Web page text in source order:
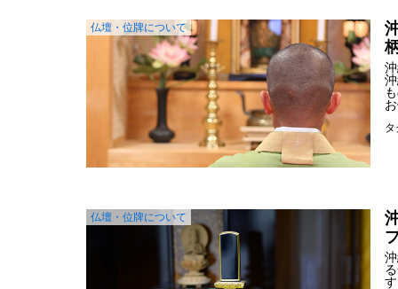
仏壇・位牌について
タ
仏壇・位牌について